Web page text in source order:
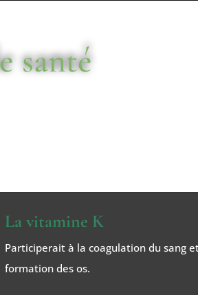
santé
La vitamine K
Participerait à la coagulation du sang
formation des os.